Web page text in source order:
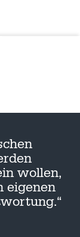
wollen,
eigenen